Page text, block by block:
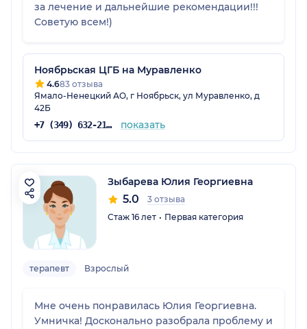
за лечение и дальнейшие рекомендации!!!
Советую всем!)
Ноябрьская ЦГБ на Муравленко
4.683 отзыва
Ямало-Ненецкий АО, г Ноябрьск, ул Муравленко, д
42Б
+7 (349) 632-21-13 показать
Зыбарева Юлия Георгиевна
5.0
3 отзыва
Стаж 16 лет
Первая категория
терапевт Взрослый
Мне очень понравилась Юлия Георгиевна.
Умничка! Досконально разобрала проблему и